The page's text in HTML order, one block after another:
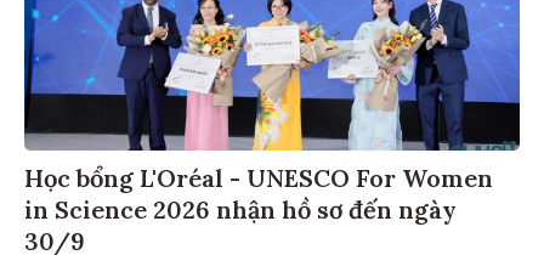
Học bổng L'Oréal - UNESCO For Women
in Science 2026 nhận hồ sơ đến ngày
30/9